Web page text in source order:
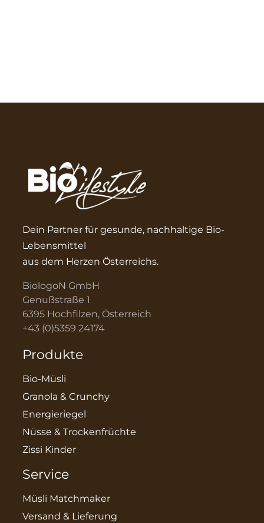
Dein Partner für gesunde, nachhaltige Bio-
Lebensmittel
aus dem Herzen Österreichs.
BiologoN GmbH
Genußstraße 1
6395 Hochfilzen, Österreich
+43 (0)5359 24174
Produkte
Bio-Müsli
Granola & Crunchy
Energieriegel
Nüsse & Trockenfrüchte
Zissi Kinder
Service
Müsli Matchmaker
Versand & Lieferung